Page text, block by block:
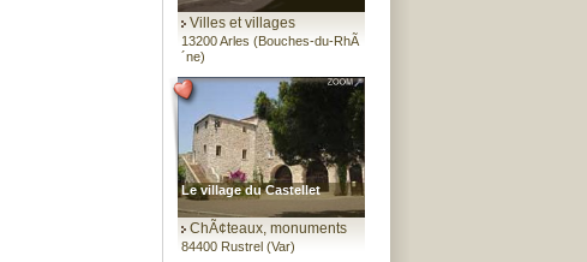
Villes et villages
13200 Arles (Bouches-du-RhÃ
´ne)
Le village du Castellet
ChÃ¢teaux, monuments
84400 Rustrel (Var)